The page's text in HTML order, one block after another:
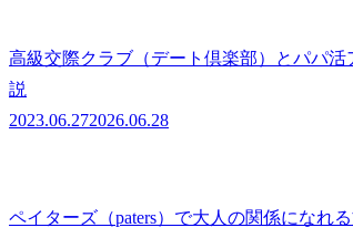
高級交際クラブ（デート倶楽部）とパパ
説
2023.06.272026.06.28
ペイターズ（paters）で大人の関係になれ